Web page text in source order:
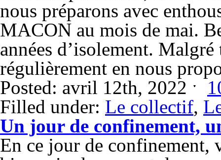
nous préparons avec
MACON au mois de mai.
années d’isolement.
régulièrement en nous
Posted: avril 12th, 2022 ˑ
Filled under: Le collectif,
Un jour de confinement,
En ce jour de confinement,